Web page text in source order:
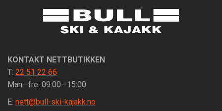
KONTAKT NETTBUTIKKEN
T: 22 51 22 66
Man—fre: 09:00—15:00
E: nett@bull-ski-kajakk.no